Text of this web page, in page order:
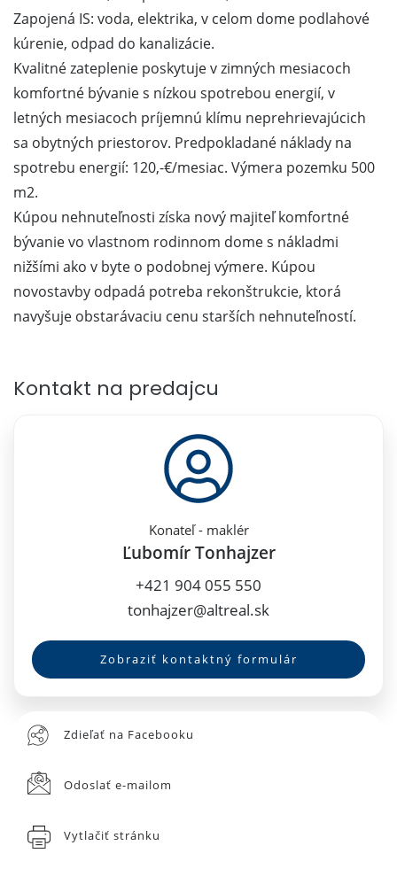
Zapojená IS: voda, elektrika, v celom dome podlahové
kúrenie, odpad do kanalizácie.
Kvalitné zateplenie poskytuje v zimných mesiacoch
komfortné bývanie s nízkou spotrebou energií, v
letných mesiacoch príjemnú klímu neprehrievajúcich
sa obytných priestorov. Predpokladané náklady na
spotrebu energií: 120,-€/mesiac. Výmera pozemku 500
m2.
Kúpou nehnuteľnosti získa nový majiteľ komfortné
bývanie vo vlastnom rodinnom dome s nákladmi
nižšími ako v byte o podobnej výmere. Kúpou
novostavby odpadá potreba rekonštrukcie, ktorá
navyšuje obstarávaciu cenu starších nehnuteľností.
Kontakt na predajcu
Konateľ - maklér
Ľubomír Tonhajzer
+421 904 055 550
tonhajzer@altreal.sk
Zobraziť kontaktný formulár
Zdieľať na Facebooku
Odoslať e-mailom
Vytlačiť stránku